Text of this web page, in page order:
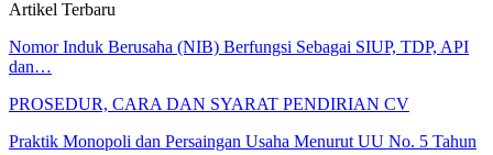
Artikel Terbaru
Nomor Induk Berusaha (NIB) Berfungsi Sebagai SIUP, TDP, API
dan…
PROSEDUR, CARA DAN SYARAT PENDIRIAN CV
Praktik Monopoli dan Persaingan Usaha Menurut UU No. 5 Tahun